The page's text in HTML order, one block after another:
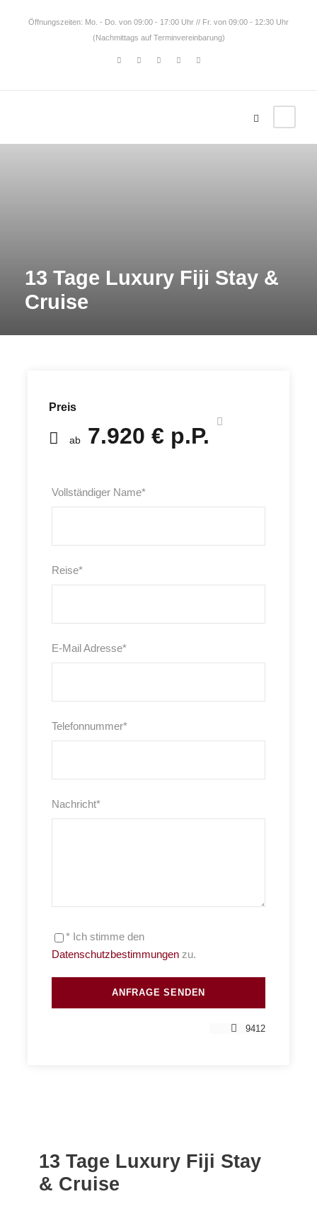
Öffnungszeiten: Mo. - Do. von 09:00 - 17:00 Uhr // Fr. von 09:00 - 12:30 Uhr
(Nachmittags auf Terminvereinbarung)
13 Tage Luxury Fiji Stay &
Cruise
Preis
ab 7.920 € p.P.
Vollständiger Name*
Reise*
E-Mail Adresse*
Telefonnummer*
Nachricht*
* Ich stimme den
Datenschutzbestimmungen zu.
9412
13 Tage Luxury Fiji Stay
& Cruise